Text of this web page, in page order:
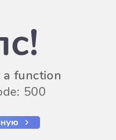
function
500